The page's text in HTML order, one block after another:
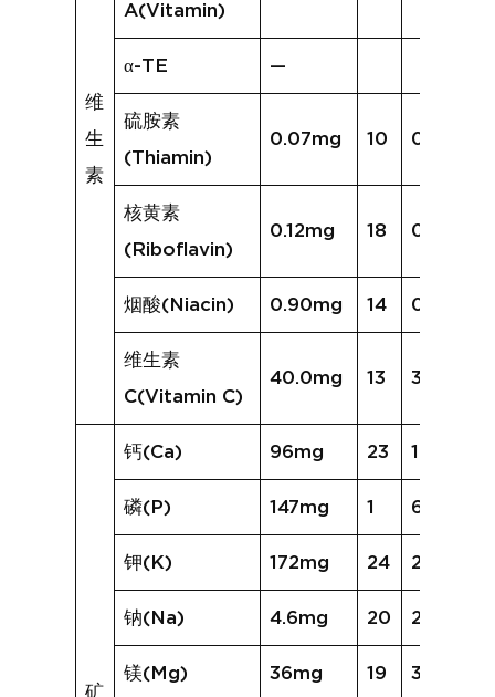
维
生
素
A(Vitamin)
α-TE —
硫胺素
(Thiamin)
0.07mg 10 0.04mg
核黄素
(Riboflavin)
0.12mg 18 0.16mg
烟酸(Niacin) 0.90mg 14 0.77mg
维生素
C(Vitamin C)
40.0mg 13 33.8mg
矿
钙(Ca) 96mg 23 167mg
磷(P) 147mg 1 62mg
钾(K) 172mg 24 288mg
钠(Na) 4.6mg 20 26.2mg
镁(Mg) 36mg 19 38mg